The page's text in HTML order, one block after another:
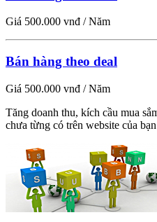
Giá 500.000 vnđ / Năm
Bán hàng theo deal
Giá 500.000 vnđ / Năm
Tăng doanh thu, kích cầu mua
chưa từng có trên website của bạn